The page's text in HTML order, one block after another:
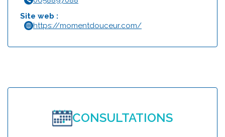
Site web :
https://momentdouceur.com/
CONSULTATIONS